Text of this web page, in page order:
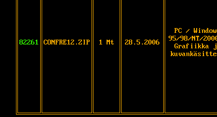
82261 CONFRE12.ZIP 1 Mt 28.5.2006
PC /
95/98/NT/
Grafiikka